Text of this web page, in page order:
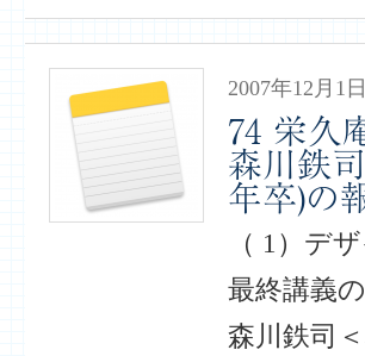
2007年12月1日
74 栄久
森川鉄
年卒)の
（ 1）デ
最終講義
森川鉄司